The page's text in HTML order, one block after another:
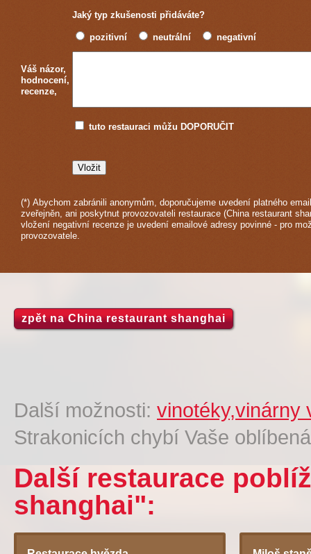
Jaký typ zkušenosti přidáváte?
pozitivní neutrální negativní
Váš názor,
hodnocení,
recenze,
tuto restauraci můžu DOPORUČIT
(*) Abychom zabránili anonymům, doporučujeme uvedení platného
zveřejněn, ani poskytnut provozovateli restaurace (China restaurant
vložení negativní recenze je uvedení emailové adresy povinné - pro
provozovatele.
zpět na China restaurant shanghai
Další možnosti: vinotéky,vinárny
Strakonicích chybí Vaše
Další restaurace
shanghai":